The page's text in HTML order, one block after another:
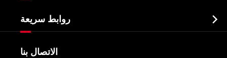
البيوكيميائية
Agrochemicals و الوسطيات
مكونات مستحضرات التجميل
شهادات و مصنع تظهر
شركة التاريخ
روابط سريعة 
الاتصال بنا